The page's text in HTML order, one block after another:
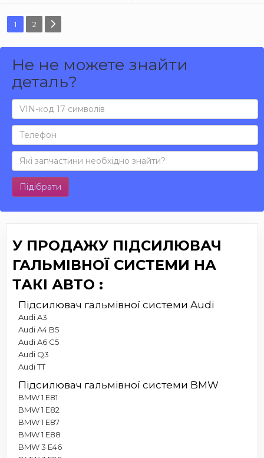
1 2
Не не можете знайти
деталь?
Підібрати
У ПРОДАЖУ ПІДСИЛЮВАЧ
ГАЛЬМІВНОЇ СИСТЕМИ НА
ТАКІ АВТО :
Підсилювач гальмівної системи Audi
Audi A3
Audi A4 B5
Audi A6 C5
Audi Q3
Audi TT
Підсилювач гальмівної системи BMW
BMW 1 E81
BMW 1 E82
BMW 1 E87
BMW 1 E88
BMW 3 E46